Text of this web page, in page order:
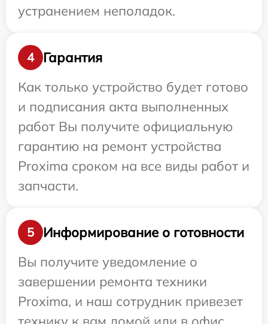
устранением неполадок.
4
Гарантия
Как только устройство будет готово
и подписания акта выполненных
работ Вы получите официальную
гарантию на ремонт устройства
Proxima сроком на все виды работ и
запчасти.
5
Информирование о готовности
Вы получите уведомление о
завершении ремонта техники
Proxima, и наш сотрудник привезет